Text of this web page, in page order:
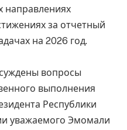
направлениях
за отчетный
на 2026 год.
вопросы
выполнения
Республики
уважаемого Эмомали